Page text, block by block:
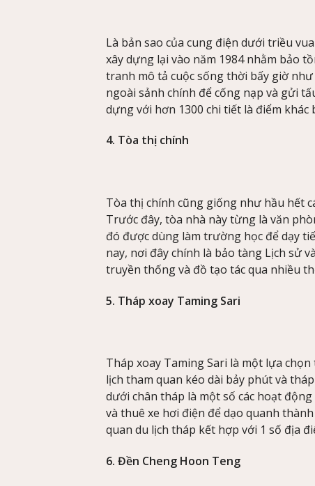
Là bản sao của cung điện dưới triều
xây dựng lại vào năm 1984 nhằm bảo
tranh mô tả cuộc sống thời bấy giờ
ngoài sảnh chính để cống nạp và gửi
dựng với hơn 1300 chi tiết là điểm khác
4. Tòa thị chính
Tòa thị chính cũng giống như hầu hết
Trước đây, tòa nhà này từng là văn
đó được dùng làm trường học để dạy
nay, nơi đây chính là bảo tàng Lịch sử
truyền thống và đồ tạo tác qua nhiều
5. Tháp xoay Taming Sari
Tháp xoay Taming Sari là một lựa
lịch tham quan kéo dài bảy phút và
dưới chân tháp là một số các hoạt
và thuê xe hơi điện để dạo quanh
quan du lịch tháp kết hợp với 1 số địa
6. Đền Cheng Hoon Teng